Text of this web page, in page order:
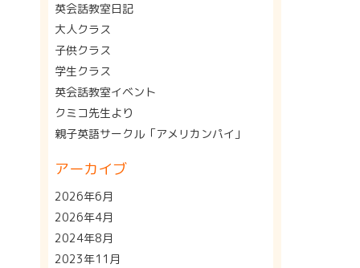
英会話教室日記
大人クラス
子供クラス
学生クラス
英会話教室イベント
クミコ先生より
親子英語サークル「アメリカンパイ」
アーカイブ
2026年6月
2026年4月
2024年8月
2023年11月